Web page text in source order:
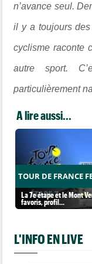
n’avance seul.
il y a toujours des
cyclisme raconte
autre sport.
particulièrement
A lire aussi...
TOUR DE FRANCE
La 7e étape et le Mont
favoris, profil…
L'INFO EN LIVE